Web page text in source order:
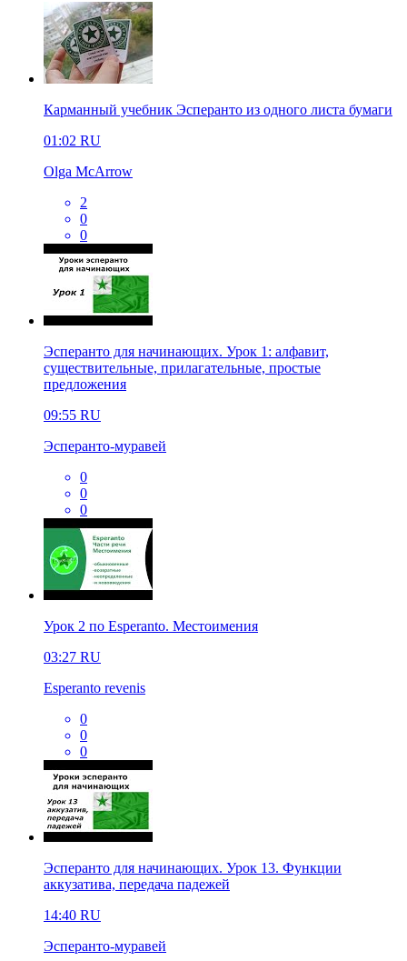
Карманный учебник Эсперанто из одного листа бумаги
01:02 RU
Olga McArrow
2
0
0
Эсперанто для начинающих. Урок 1: алфавит,
существительные, прилагательные, простые
предложения
09:55 RU
Эсперанто-муравей
0
0
0
Урок 2 по Esperanto. Местоимения
03:27 RU
Esperanto revenis
0
0
0
Эсперанто для начинающих. Урок 13. Функции
аккузатива, передача падежей
14:40 RU
Эсперанто-муравей